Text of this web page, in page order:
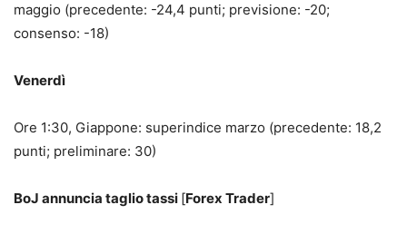
maggio (precedente: -24,4 punti; previsione: -20;
consenso: -18)
Venerdì
Ore 1:30, Giappone: superindice marzo (precedente: 18,2
punti; preliminare: 30)
BoJ annuncia taglio tassi [Forex Trader]